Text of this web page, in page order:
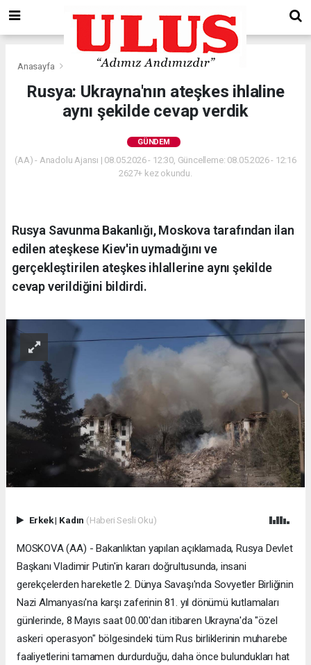
Anasayfa Gündem
Rusya: Ukrayna'nın ateşkes ihlaline
aynı şekilde cevap verdik
GÜNDEM
(AA) - Anadolu Ajansı | 08.05.2026 - 12:30, Güncelleme: 08.05.2026 - 12:16
2627+ kez okundu.
Rusya Savunma Bakanlığı, Moskova tarafından ilan
edilen ateşkese Kiev'in uymadığını ve
gerçekleştirilen ateşkes ihlallerine aynı şekilde
cevap verildiğini bildirdi.
Erkek| Kadın (Haberi Sesli Oku)
MOSKOVA (AA) - Bakanlıktan yapılan açıklamada, Rusya Devlet
Başkanı Vladimir Putin'in kararı doğrultusunda, insani
gerekçelerden hareketle 2. Dünya Savaşı'nda Sovyetler Birliğinin
Nazi Almanyası'na karşı zaferinin 81. yıl dönümü kutlamaları
günlerinde, 8 Mayıs saat 00.00'dan itibaren Ukrayna'da "özel
askeri operasyon" bölgesindeki tüm Rus birliklerinin muharebe
faaliyetlerini tamamen durdurduğu, daha önce bulundukları hat